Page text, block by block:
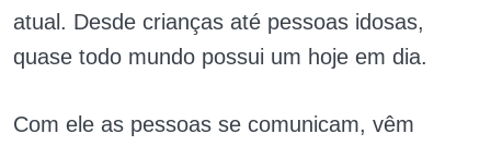
atual. Desde crianças até pessoas idosas,
quase todo mundo possui um hoje em dia.
Com ele as pessoas se comunicam, vêm